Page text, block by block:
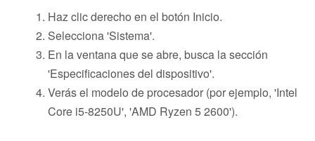
Haz clic derecho en el botón Inicio.
Selecciona 'Sistema'.
En la ventana que se abre, busca la sección
'Especificaciones del dispositivo'.
Verás el modelo de procesador (por ejemplo, 'Intel
Core i5-8250U', 'AMD Ryzen 5 2600').